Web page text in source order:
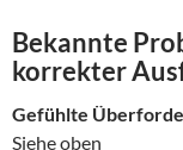
Bekannte
korrekter
Gefühlte
Siehe oben